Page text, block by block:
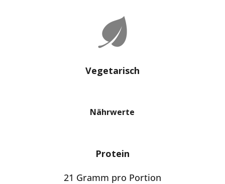
Vegetarisch
Nährwerte
Protein
21 Gramm pro Portion